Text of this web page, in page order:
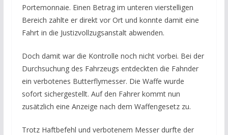
Portemonnaie. Einen Betrag im unteren vierstelligen
Bereich zahlte er direkt vor Ort und konnte damit eine
Fahrt in die Justizvollzugsanstalt abwenden.
Doch damit war die Kontrolle noch nicht vorbei. Bei der
Durchsuchung des Fahrzeugs entdeckten die Fahnder
ein verbotenes Butterflymesser. Die Waffe wurde
sofort sichergestellt. Auf den Fahrer kommt nun
zusätzlich eine Anzeige nach dem Waffengesetz zu.
Trotz Haftbefehl und verbotenem Messer durfte der